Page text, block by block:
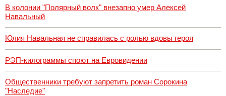
В колонии "Полярный волк" внезапно умер Алексей
Навальный
Юлия Навальная не справилась с ролью вдовы героя
РЭП-килограммы споют на Евровидении
Общественники требуют запретить роман Сорокина
"Наследие"